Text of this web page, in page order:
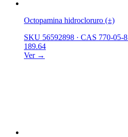
Octopamina hidrocloruro (±)
SKU 56592898 · CAS 770-05-8
189.64
Ver →